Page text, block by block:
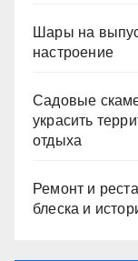
Шары на
настроение
Садовые
украсить
отдыха
Ремонт и
блеска и